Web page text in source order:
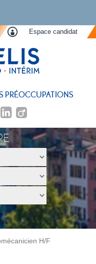
Espace candidat
PRÉOCCUPATIONS
H/F